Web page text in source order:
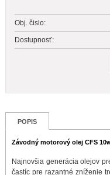
Obj. čislo:
Dostupnosť:
POPIS
Závodný motorový olej CFS
Najnovšia generácia olejov
častíc pre razantné zníženie